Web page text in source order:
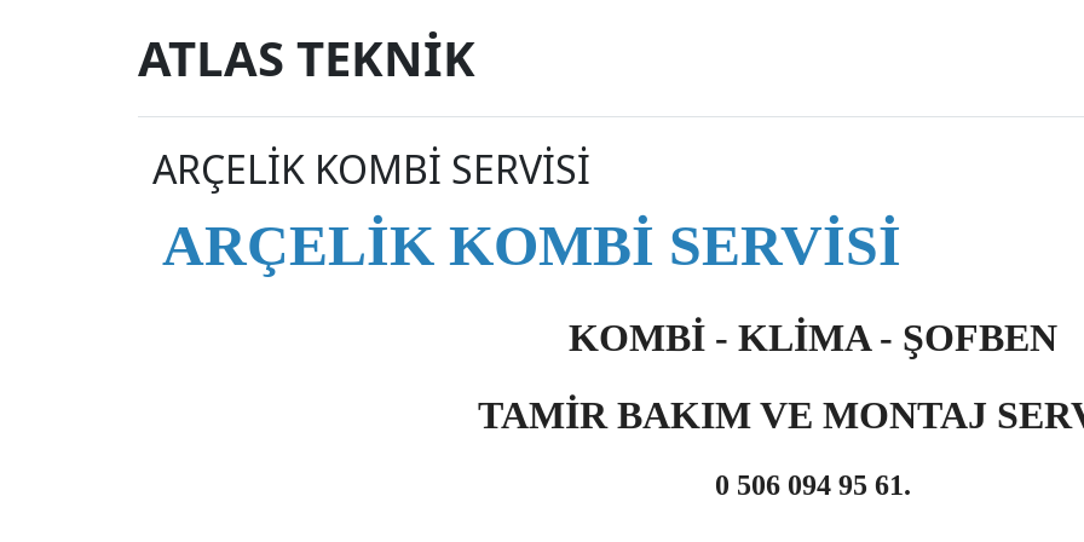
ATLAS TEKNİK
ARÇELİK KOMBİ SERVİSİ
ARÇELİK KOMBİ SERVİSİ
KOMBİ - KLİMA - ŞOFBEN
TAMİR BAKIM VE MONTAJ
0 506 094 95 61.